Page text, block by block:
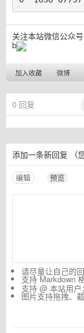
关注本站微信公众
b
加入收藏 微博
0 回复
添加一条新回复 （
编辑 预览
请尽量让自己的
支持 Markdown
支持 @ 本站用
图片支持拖拽、